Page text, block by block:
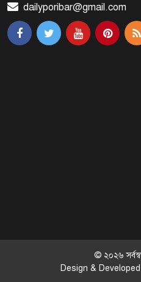
dailyporibar@gmail.com
© ২০২৬
Design &